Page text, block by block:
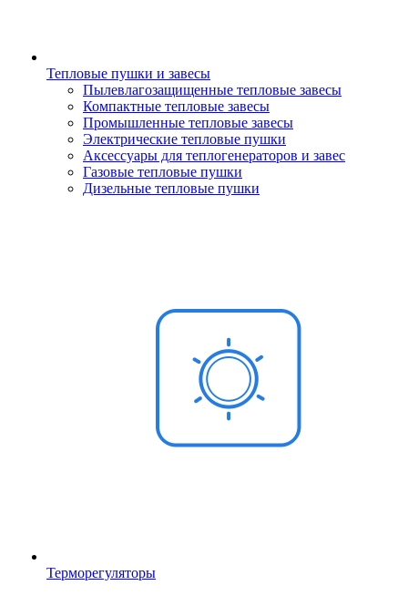
Тепловые пушки и завесы
Пылевлагозащищенные тепловые завесы
Компактные тепловые завесы
Промышленные тепловые завесы
Электрические тепловые пушки
Аксессуары для теплогенераторов и завес
Газовые тепловые пушки
Дизельные тепловые пушки
Терморегуляторы